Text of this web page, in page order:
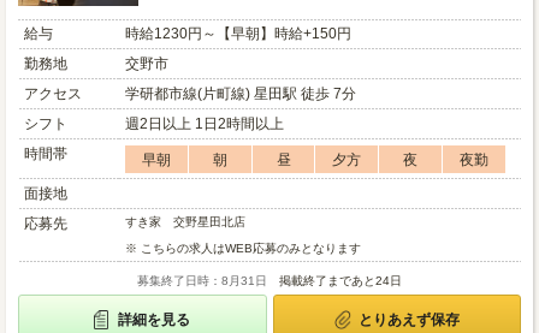
給与
時給1230円～【早朝】時給+150円
勤務地
交野市
アクセス
学研都市線(片町線) 星田駅 徒歩 7分
シフト
週2日以上 1日2時間以上
時間帯
早朝 朝 昼 夕方 夜
夜勤
面接地
応募先
すき家 交野星田北店
※ こちらの求人はWEB応募のみとなります
募集終了日時：8月31日 掲載終了まであと24日
詳細を見る とりあえず保存